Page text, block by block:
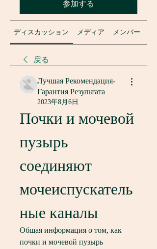
参加する
ディスカッション メディア メンバー
戻る
Лучшая Рекомендация-
Гарантия Результата
2023年8月6日
Почки и мочевой
пузырь
соединяют
мочеиспускатель
ные каналы
Общая информация о том, как
почки и мочевой пузырь